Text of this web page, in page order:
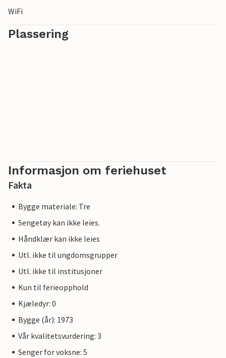
WiFi
Plassering
Informasjon om feriehuset
Fakta
Bygge materiale: Tre
Sengetøy kan ikke leies.
Håndklær kan ikke leies
Utl. ikke til ungdomsgrupper
Utl. ikke til institusjoner
Kun til ferieopphold
Kjæledyr: 0
Bygge (år): 1973
Vår kvalitetsvurdering: 3
Senger for voksne: 5